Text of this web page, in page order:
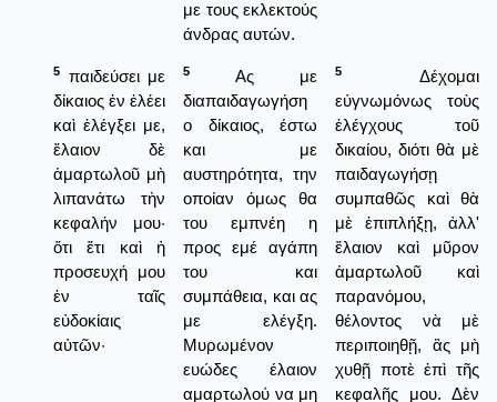
με τους εκλεκτούς
άνδρας αυτών.
5
παιδεύσει με
δίκαιος ἐν ἐλέει
καὶ ἐλέγξει με,
ἔλαιον δὲ
ἁμαρτωλοῦ μὴ
λιπανάτω τὴν
κεφαλήν μου·
ὅτι ἔτι καὶ ἡ
προσευχή μου
ἐν ταῖς
εὐδοκίαις
αὐτῶν·
5
Ας με
διαπαιδαγωγήση
ο δίκαιος, έστω
και με
αυστηρότητα, την
οποίαν όμως θα
του εμπνέη η
προς εμέ αγάπη
του και
συμπάθεια, και ας
με ελέγξη.
Μυρωμένον
ευώδες έλαιον
αμαρτωλού να μη
5
Δέχομαι
εὐγνωμόνως τοὺς
ἐλέγχους τοῦ
δικαίου, διότι θὰ μὲ
παιδαγωγήσῃ
συμπαθῶς καὶ θὰ
μὲ ἐπιπλήξῃ, ἀλλ'
ἔλαιον καὶ μῦρον
ἁμαρτωλοῦ καὶ
παρανόμου,
θέλοντος νὰ μὲ
περιποιηθῇ, ἂς μὴ
χυθῇ ποτὲ ἐπὶ τῆς
κεφαλῆς μου. Δὲν